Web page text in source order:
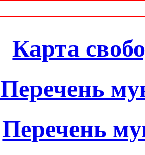
Карта
Перечень
Перечень